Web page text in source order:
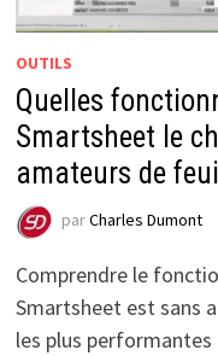
OUTILS
Quelles
Smartsheet le
amateurs de
parCharles Dumont
Comprendre le
Smartsheet est sans
les plus performantes